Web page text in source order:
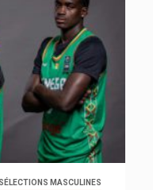
SÉLECTIONS MASCULINES